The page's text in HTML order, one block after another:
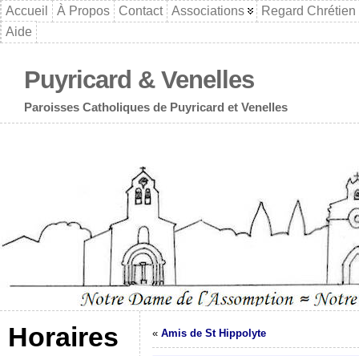
Accueil À Propos Contact Associations
Regard Chrétien
Aide
Puyricard & Venelles
Paroisses Catholiques de Puyricard et Venelles
Horaires
« Amis de St Hippolyte